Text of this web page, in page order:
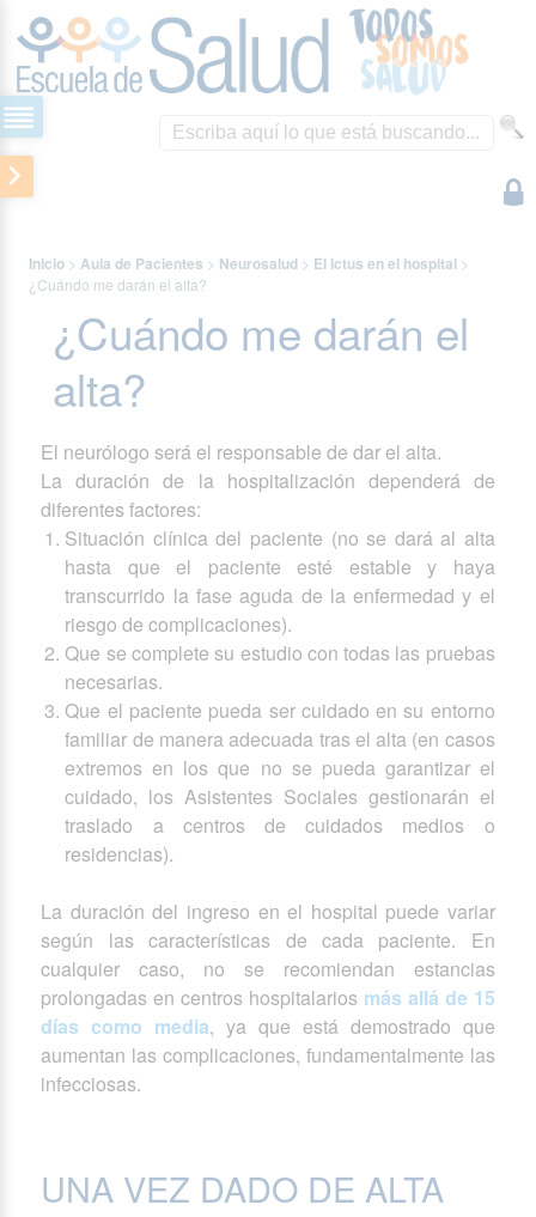
Inicio > Aula de Pacientes > Neurosalud > El Ictus en el hospital >
¿Cuándo me darán el alta?
¿Cuándo me darán el
alta?
El neurólogo será el responsable de dar el alta.
La duración de la hospitalización dependerá de
diferentes factores:
Situación clínica del paciente (no se dará al alta
hasta que el paciente esté estable y haya
transcurrido la fase aguda de la enfermedad y el
riesgo de complicaciones).
Que se complete su estudio con todas las pruebas
necesarias.
Que el paciente pueda ser cuidado en su entorno
familiar de manera adecuada tras el alta (en casos
extremos en los que no se pueda garantizar el
cuidado, los Asistentes Sociales gestionarán el
traslado a centros de cuidados medios o
residencias).
La duración del ingreso en el hospital puede variar
según las características de cada paciente. En
cualquier caso, no se recomiendan estancias
prolongadas en centros hospitalarios más allá de 15
días como media, ya que está demostrado que
aumentan las complicaciones, fundamentalmente las
infecciosas.
UNA VEZ DADO DE ALTA